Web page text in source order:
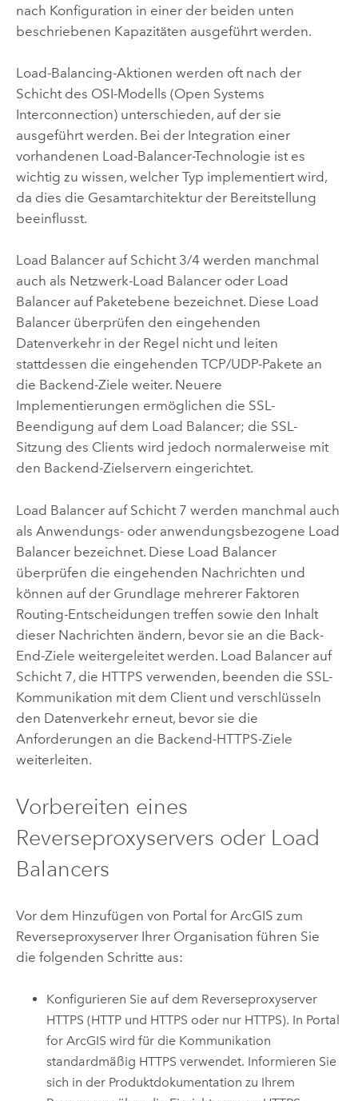
nach Konfiguration in einer der beiden unten
beschriebenen Kapazitäten ausgeführt werden.
Load-Balancing-Aktionen werden oft nach der
Schicht des OSI-Modells (Open Systems
Interconnection) unterschieden, auf der sie
ausgeführt werden. Bei der Integration einer
vorhandenen Load-Balancer-Technologie ist es
wichtig zu wissen, welcher Typ implementiert wird,
da dies die Gesamtarchitektur der Bereitstellung
beeinflusst.
Load Balancer auf Schicht 3/4 werden manchmal
auch als Netzwerk-Load Balancer oder Load
Balancer auf Paketebene bezeichnet. Diese Load
Balancer überprüfen den eingehenden
Datenverkehr in der Regel nicht und leiten
stattdessen die eingehenden TCP/UDP-Pakete an
die Backend-Ziele weiter. Neuere
Implementierungen ermöglichen die SSL-
Beendigung auf dem Load Balancer; die SSL-
Sitzung des Clients wird jedoch normalerweise mit
den Backend-Zielservern eingerichtet.
Load Balancer auf Schicht 7 werden manchmal auch
als Anwendungs- oder anwendungsbezogene Load
Balancer bezeichnet. Diese Load Balancer
überprüfen die eingehenden Nachrichten und
können auf der Grundlage mehrerer Faktoren
Routing-Entscheidungen treffen sowie den Inhalt
dieser Nachrichten ändern, bevor sie an die Back-
End-Ziele weitergeleitet werden. Load Balancer auf
Schicht 7, die HTTPS verwenden, beenden die SSL-
Kommunikation mit dem Client und verschlüsseln
den Datenverkehr erneut, bevor sie die
Anforderungen an die Backend-HTTPS-Ziele
weiterleiten.
Vorbereiten eines
Reverseproxyservers oder Load
Balancers
Vor dem Hinzufügen von Portal for ArcGIS zum
Reverseproxyserver Ihrer Organisation führen Sie
die folgenden Schritte aus:
Konfigurieren Sie auf dem Reverseproxyserver
HTTPS (HTTP und HTTPS oder nur HTTPS). In Portal
for ArcGIS wird für die Kommunikation
standardmäßig HTTPS verwendet. Informieren Sie
sich in der Produktdokumentation zu Ihrem